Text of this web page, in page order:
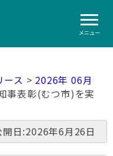
メニュー
ース > 2026年 06月
事表彰(むつ市)を実
日:2026年6月26日